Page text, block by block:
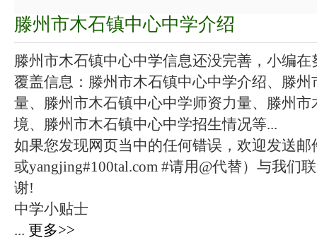
滕州市木石镇中心中学介绍
滕州市木石镇中心中学信息还没完善，小编在
覆盖信息：滕州市木石镇中心中学介绍、滕
量、滕州市木石镇中心中学师资力量、滕州
境、滕州市木石镇中心中学招生情况等...
如果您发现网页当中的任何错误，欢迎发送邮
或yangjing#100tal.com #请用@代替）与我们
谢!
中学小贴士
... 更多>>